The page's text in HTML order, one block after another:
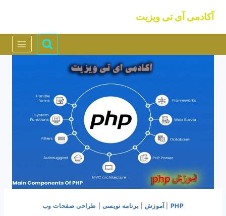
محتوا
آکادمی آی تی ویزیت
PHP آموزش برنامه نویسی طراحی صفحات وب